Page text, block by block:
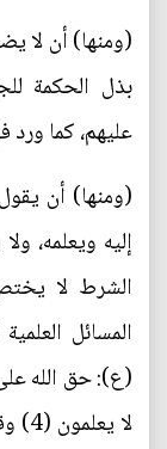
(ومنها) أن لا
بذل الحكمة
عليهم، كما ورد
(ومنها) أن
إليه ويعلمه،
الشرط لا
المسائل
(ع): حق الله
لا